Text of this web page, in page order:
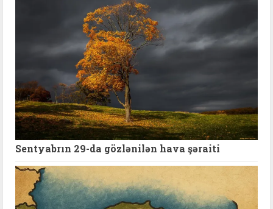
Sentyabrın 29-da gözlənilən hava şəraiti